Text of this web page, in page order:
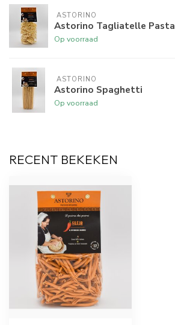
ASTORINO
Astorino Tagliatelle Pasta
Op voorraad
ASTORINO
Astorino Spaghetti
Op voorraad
RECENT BEKEKEN